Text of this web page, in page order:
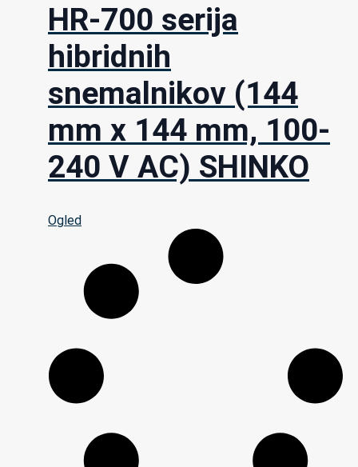
HR-700 serija
hibridnih
snemalnikov (144
mm x 144 mm, 100-
240 V AC) SHINKO
Ogled